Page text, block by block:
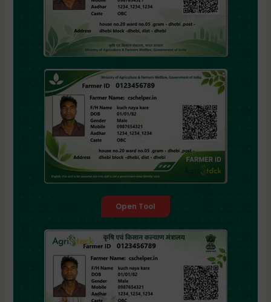
Open Tool